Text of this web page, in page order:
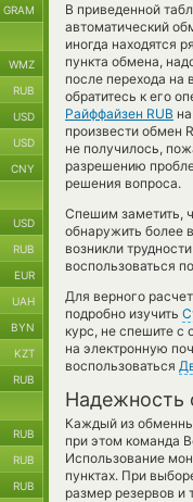
В приведенной
автоматический
иногда находятся
пункта обмена,
после перехода
обратитесь к его
Райффайзен RUB
произвести обмен
не получилось,
разрешению
решения вопроса.
Спешим заметить,
обнаружить более
возникли
воспользоваться
Для верного
подробно изучить
курс, не спешите с
на электронную
воспользоваться
Надежность
Каждый из
при этом команда
Использование
пунктах. При
размер резервов и
GRAM
WMZ
RUB
USD
USD
CNY
USD
RUB
EUR
UAH
BYN
KZT
RUB
RUB
RUB
RUB